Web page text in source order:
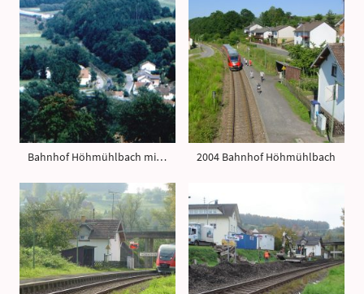
Bahnhof Höhmühlbach mit Dampflok 2004 Bahnhof Höhmühlbach